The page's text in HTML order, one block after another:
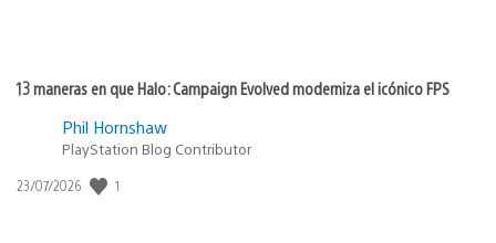
13 maneras en que Halo: Campaign Evolved moderniza el icónico FPS
Phil Hornshaw
PlayStation Blog Contributor
Fecha
23/07/2026 1